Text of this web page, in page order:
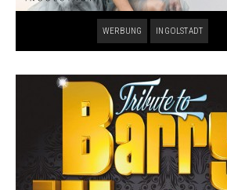
WERBUNG INGOLSTADT